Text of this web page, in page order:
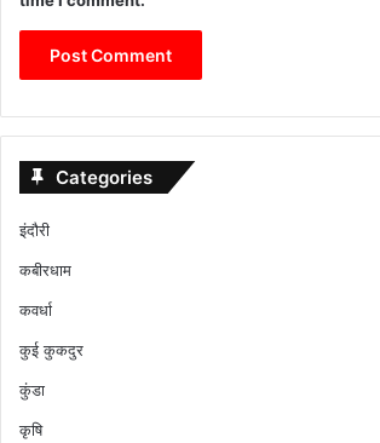
Categories
इंदौरी
कबीरधाम
कवर्धा
कुई कुकदुर
कुंडा
कृषि